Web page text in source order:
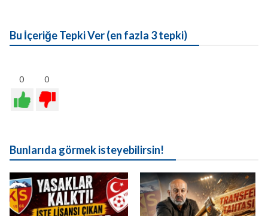
Bu İçeriğe Tepki Ver (en fazla 3 tepki)
0 0
Bunlarıda görmek isteyebilirsin!